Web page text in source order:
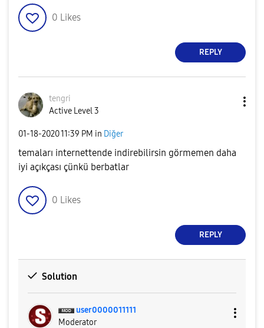
0 Likes
REPLY
tengri
Active Level 3
‎01-18-202011:39 PM in Diğer
temaları internettende indirebilirsin görmemen daha
iyi açıkçası çünkü berbatlar
0 Likes
REPLY
Solution
user0000011111
Moderator